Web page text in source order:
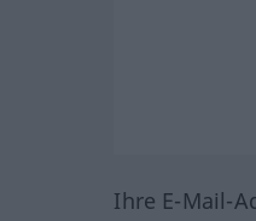
Ihre E-Mail-